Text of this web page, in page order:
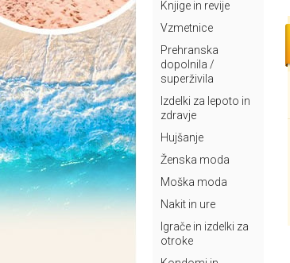
Knjige in revije
Vzmetnice
Prehranska
dopolnila /
superživila
Izdelki za lepoto in
zdravje
Hujšanje
Ženska moda
Moška moda
Nakit in ure
Igrače in izdelki za
otroke